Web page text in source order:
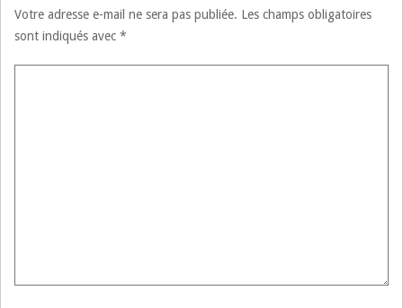
Votre adresse e-mail ne sera pas publiée. Les champs obligatoires
sont indiqués avec *